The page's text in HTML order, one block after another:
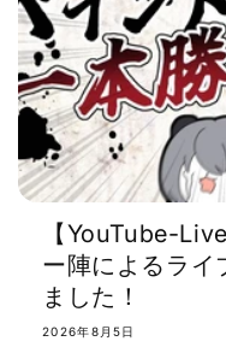
【YouTube-
ー陣によるライ
ました！
2026年8月5日